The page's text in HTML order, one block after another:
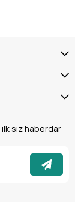
ilk siz haberdar